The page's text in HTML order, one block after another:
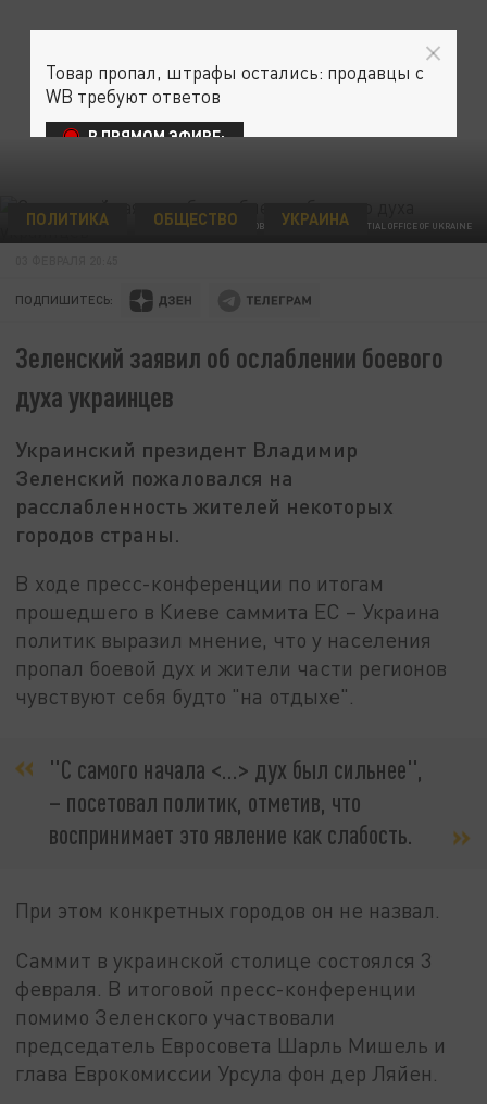
/GLOBALLOOKPRESS/PRESIDENTIAL OFFICE OF UKRAINE
ПОЛИТИКА ОБЩЕСТВО УКРАИНА
ПОДПИШИТЕСЬ:
Зеленский заявил об ослаблении боевого
духа украинцев
Украинский президент Владимир
Зеленский пожаловался на
расслабленность жителей некоторых
городов страны.
В ходе пресс-конференции по итогам
прошедшего в Киеве саммита ЕС – Украина
политик выразил мнение, что у населения
пропал боевой дух и жители части регионов
чувствуют себя будто "на отдыхе".
"С самого начала <...> дух был сильнее",
– посетовал политик, отметив, что
воспринимает это явление как слабость.
При этом конкретных городов он не назвал.
Саммит в украинской столице состоялся 3
февраля. В итоговой пресс-конференции
помимо Зеленского участвовали
председатель Евросовета Шарль Мишель и
глава Еврокомиссии Урсула фон дер Ляйен.
Товар пропал, штрафы остались: продавцы с
WB требуют ответов
В ПРЯМОМ ЭФИРЕ: